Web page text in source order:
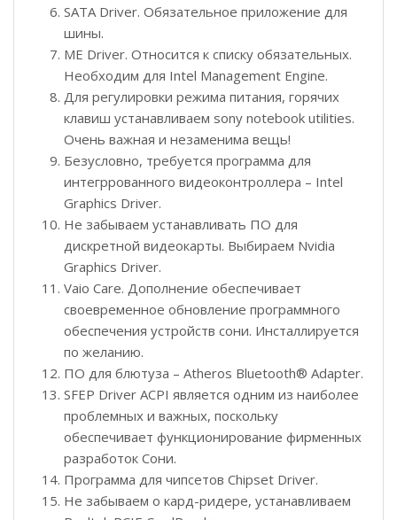
SATA Driver. Обязательное приложение для
шины.
ME Driver. Относится к списку обязательных.
Необходим для Intel Management Engine.
Для регулировки режима питания, горячих
клавиш устанавливаем sony notebook utilities.
Очень важная и незаменима вещь!
Безусловно, требуется программа для
интегррованного видеоконтроллера – Intel
Graphics Driver.
Не забываем устанавливать ПО для
дискретной видеокарты. Выбираем Nvidia
Graphics Driver.
Vaio Care. Дополнение обеспечивает
своевременное обновление программного
обеспечения устройств сони. Инсталлируется
по желанию.
ПО для блютуза – Atheros Bluetooth® Adapter.
SFEP Driver ACPI является одним из наиболее
проблемных и важных, поскольку
обеспечивает функционирование фирменных
разработок Сони.
Программа для чипсетов Chipset Driver.
Не забываем о кард-ридере, устанавливаем